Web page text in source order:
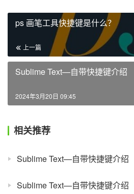
ps 画笔工具快捷键是什么？
上一篇
Sublime Text—自带快捷键介绍
2024年3月20日 09:45
相关推荐
Sublime Text—自带快捷键介绍
Sublime Text—自带快捷键介绍